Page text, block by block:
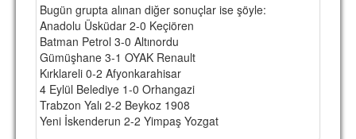
Bugün grupta alınan diğer sonuçlar ise şöyle:
Anadolu Üsküdar 2-0 Keçiören
Batman Petrol 3-0 Altınordu
Gümüşhane 3-1 OYAK Renault
Kırklareli 0-2 Afyonkarahisar
4 Eylül Belediye 1-0 Orhangazi
Trabzon Yalı 2-2 Beykoz 1908
Yeni İskenderun 2-2 Yimpaş Yozgat